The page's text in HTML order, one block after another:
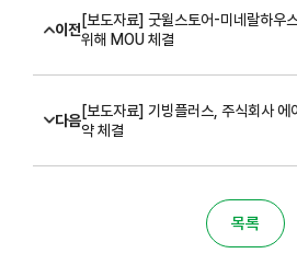
이전
[보도자료] 굿윌스토어-미네랄하우
위해 MOU 체결
다음
[보도자료] 기빙플러스, 주식회사 에
약 체결
목록